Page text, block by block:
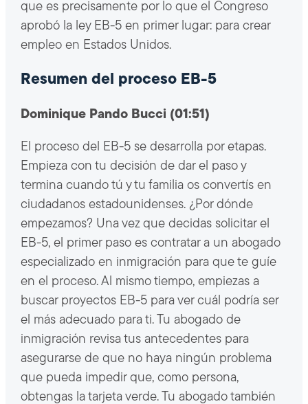
que es precisamente por lo que el Congreso
aprobó la ley EB-5 en primer lugar: para crear
empleo en Estados Unidos.
Resumen del proceso EB-5
Dominique Pando Bucci (01:51)
El proceso del EB-5 se desarrolla por etapas.
Empieza con tu decisión de dar el paso y
termina cuando tú y tu familia os convertís en
ciudadanos estadounidenses. ¿Por dónde
empezamos? Una vez que decidas solicitar el
EB-5, el primer paso es contratar a un abogado
especializado en inmigración para que te guíe
en el proceso. Al mismo tiempo, empiezas a
buscar proyectos EB-5 para ver cuál podría ser
el más adecuado para ti. Tu abogado de
inmigración revisa tus antecedentes para
asegurarse de que no haya ningún problema
que pueda impedir que, como persona,
obtengas la tarjeta verde. Tu abogado también